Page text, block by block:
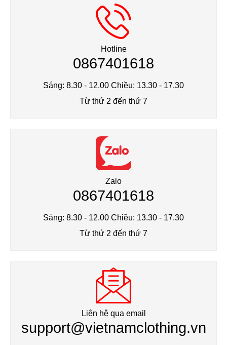
Hotline
0867401618
Sáng: 8.30 - 12.00 Chiều: 13.30 - 17.30
Từ thứ 2 đến thứ 7
Zalo
0867401618
Sáng: 8.30 - 12.00 Chiều: 13.30 - 17.30
Từ thứ 2 đến thứ 7
Liên hệ qua email
support@vietnamclothing.vn